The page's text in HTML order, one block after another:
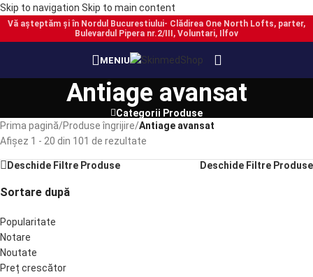
Skip to navigation Skip to main content
Vă așteptăm și în Nordul Bucurestiului- Clădirea One North Lofts, parter,
Bulevardul Pipera nr.2/III, Voluntari, Ilfov
MENIU
Antiage avansat
Categorii Produse
Prima pagină/Produse îngrijire/Antiage avansat
Afișez 1 - 20 din 101 de rezultate
Deschide Filtre Produse Deschide Filtre Produse
Sortare după
Popularitate
Notare
Noutate
Preț crescător